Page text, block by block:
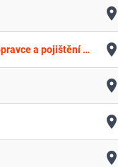
place
Pojištění majetku a odpovědnosti, pojištění strojů a strojních zařízení, pojištění odpovědnosti drážního dopravce a pojištění vozidel Městské dopravy Teplice, p.o. place
place
place
place